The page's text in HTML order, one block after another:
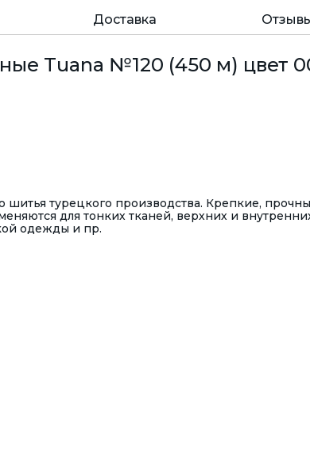
Доставка
Tuana №120 (450 м) цвет
турецкого производства. Крепкие,
для тонких тканей, верхних и
одежды и пр.